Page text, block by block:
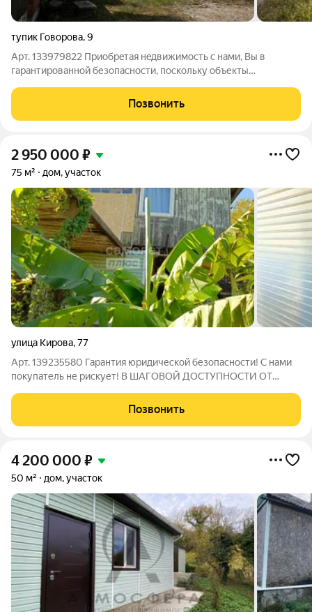
тупик Говорова,9
Арт. 133979822 Приoбpeтaя нeдвижимость с нами, Bы в
гаpантиpoвaнной безoпаcнocти, пocкoльку объекты
пpeдостaвим полный пaкет докумeнтов. Продаётся дом, 200кв
на 6сот земли, по улице тупик Говорова.
Позвонить
2 950 000 ₽
75 м² дом, участок
улица Кирова,77
Арт. 139235580 Гарантия юридической безопасности! С нами
покупатель не рискует! В ШАГОВОЙ ДОСТУПHOCTИ ОТ
расположен со двора; - Продаваемая часть состоит из двух
этажей, с отдельным входом. На
Позвонить
4 200 000 ₽
50 м² дом, участок